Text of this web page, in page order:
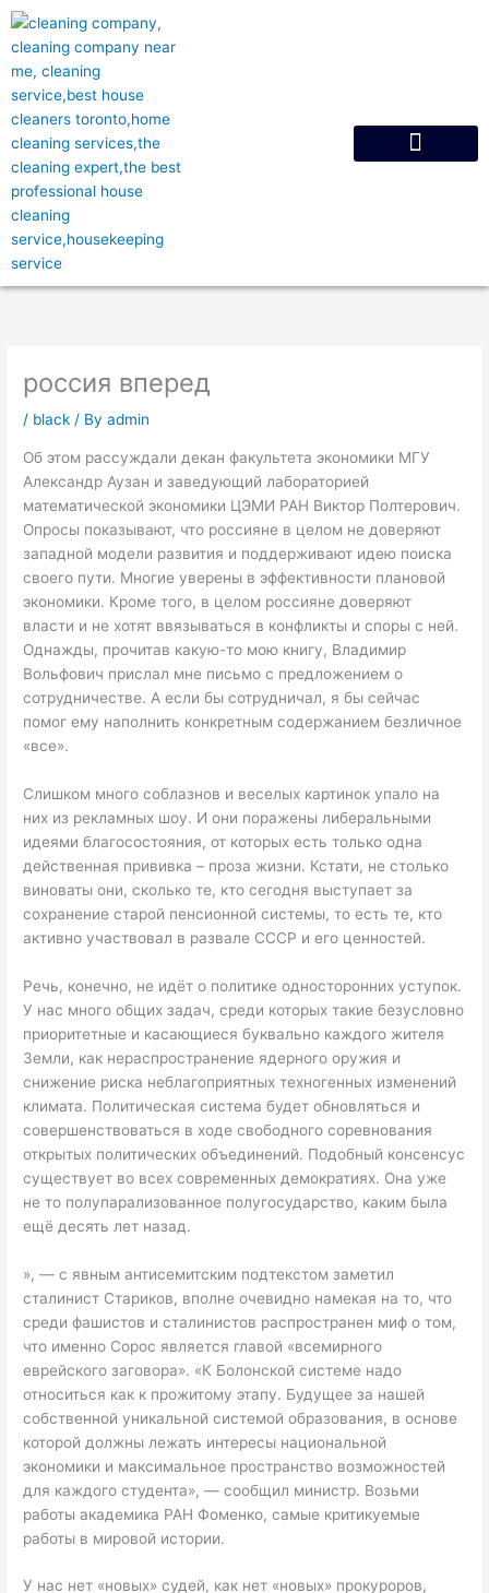
Skip
content
россия вперед
/ black / Byadmin
Об этом рассуждали декан факультета экономики МГУ
Александр Аузан и заведующий лабораторией
математической экономики ЦЭМИ РАН Виктор Полтерович.
Опросы показывают, что россияне в целом не доверяют
западной модели развития и поддерживают идею поиска
своего пути. Многие уверены в эффективности плановой
экономики. Кроме того, в целом россияне доверяют
власти и не хотят ввязываться в конфликты и споры с ней.
Однажды, прочитав какую-то мою книгу, Владимир
Вольфович прислал мне письмо с предложением о
сотрудничестве. А если бы сотрудничал, я бы сейчас
помог ему наполнить конкретным содержанием безличное
«все».
Слишком много соблазнов и веселых картинок упало на
них из рекламных шоу. И они поражены либеральными
идеями благосостояния, от которых есть только одна
действенная прививка – проза жизни. Кстати, не столько
виноваты они, сколько те, кто сегодня выступает за
сохранение старой пенсионной системы, то есть те, кто
активно участвовал в развале СССР и его ценностей.
Речь, конечно, не идёт о политике односторонних уступок.
У нас много общих задач, среди которых такие безусловно
приоритетные и касающиеся буквально каждого жителя
Земли, как нераспространение ядерного оружия и
снижение риска неблагоприятных техногенных изменений
климата. Политическая система будет обновляться и
совершенствоваться в ходе свободного соревнования
открытых политических объединений. Подобный консенсус
существует во всех современных демократиях. Она уже
не то полупарализованное полугосударство, каким была
ещё десять лет назад.
», — с явным антисемитским подтекстом заметил
сталинист Стариков, вполне очевидно намекая на то, что
среди фашистов и сталинистов распространен миф о том,
что именно Сорос является главой «всемирного
еврейского заговора». «К Болонской системе надо
относиться как к прожитому этапу. Будущее за нашей
собственной уникальной системой образования, в основе
которой должны лежать интересы национальной
экономики и максимальное пространство возможностей
для каждого студента», — сообщил министр. Возьми
работы академика РАН Фоменко, самые критикуемые
работы в мировой истории.
У нас нет «новых» судей, как нет «новых» прокуроров,